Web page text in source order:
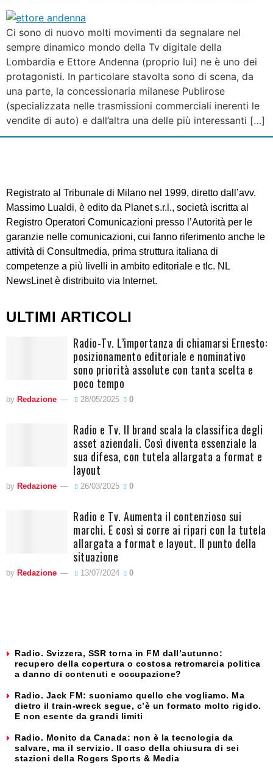
Ci sono di nuovo molti movimenti da segnalare nel
sempre dinamico mondo della Tv digitale della
Lombardia e Ettore Andenna (proprio lui) ne è uno dei
protagonisti. In particolare stavolta sono di scena, da
una parte, la concessionaria milanese Publirose
(specializzata nelle trasmissioni commerciali inerenti le
vendite di auto) e dall’altra una delle più interessanti […]
Registrato al Tribunale di Milano nel 1999, diretto dall’avv.
Massimo Lualdi, è edito da Planet s.r.l., società iscritta al
Registro Operatori Comunicazioni presso l’Autorità per le
garanzie nelle comunicazioni, cui fanno riferimento anche le
attività di Consultmedia, prima struttura italiana di
competenze a più livelli in ambito editoriale e tlc. NL
NewsLinet è distribuito via Internet.
ULTIMI ARTICOLI
Radio-Tv. L’importanza di chiamarsi Ernesto:
posizionamento editoriale e nominativo
sono priorità assolute con tanta scelta e
poco tempo
by Redazione 28/05/2025 0
Radio e Tv. Il brand scala la classifica degli
asset aziendali. Così diventa essenziale la
sua difesa, con tutela allargata a format e
layout
by Redazione 26/03/2025 0
Radio e Tv. Aumenta il contenzioso sui
marchi. E così si corre ai ripari con la tutela
allargata a format e layout. Il punto della
situazione
by Redazione 13/07/2024 0
Radio. Svizzera, SSR torna in FM dall’autunno:
recupero della copertura o costosa retromarcia politica
a danno di contenuti e occupazione?
Radio. Jack FM: suoniamo quello che vogliamo. Ma
dietro il train-wreck segue, c’è un formato molto rigido.
E non esente da grandi limiti
Radio. Monito da Canada: non è la tecnologia da
salvare, ma il servizio. Il caso della chiusura di sei
stazioni della Rogers Sports & Media